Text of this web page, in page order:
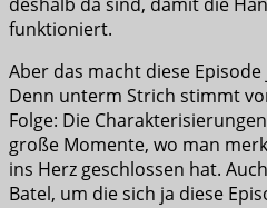
funktioniert.
Aber das macht diese
Denn unterm Strich stimmt
Folge: Die
große Momente, wo man
ins Herz geschlossen hat.
Batel, um die sich ja diese